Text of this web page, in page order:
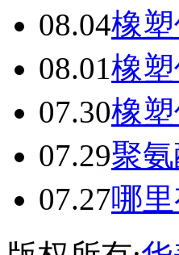
08.04橡
08.01橡
07.30橡
07.29聚
07.27哪